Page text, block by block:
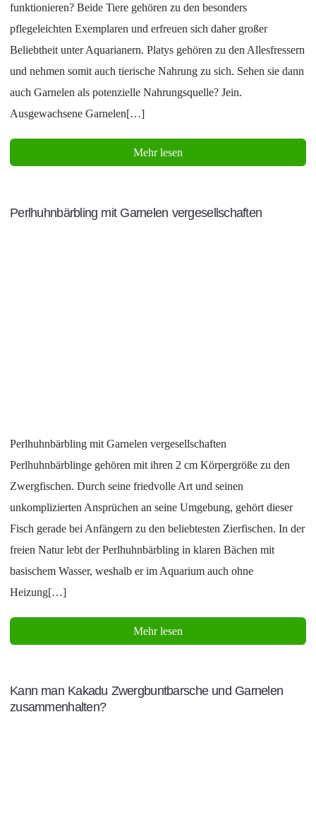
funktionieren? Beide Tiere gehören zu den besonders
pflegeleichten Exemplaren und erfreuen sich daher großer
Beliebtheit unter Aquarianern. Platys gehören zu den Allesfressern
und nehmen somit auch tierische Nahrung zu sich. Sehen sie dann
auch Garnelen als potenzielle Nahrungsquelle? Jein.
Ausgewachsene Garnelen[…]
Mehr lesen
Perlhuhnbärbling mit Garnelen vergesellschaften
Perlhuhnbärbling mit Garnelen vergesellschaften
Perlhuhnbärblinge gehören mit ihren 2 cm Körpergröße zu den
Zwergfischen. Durch seine friedvolle Art und seinen
unkomplizierten Ansprüchen an seine Umgebung, gehört dieser
Fisch gerade bei Anfängern zu den beliebtesten Zierfischen. In der
freien Natur lebt der Perlhuhnbärbling in klaren Bächen mit
basischem Wasser, weshalb er im Aquarium auch ohne
Heizung[…]
Mehr lesen
Kann man Kakadu Zwergbuntbarsche und Garnelen
zusammenhalten?